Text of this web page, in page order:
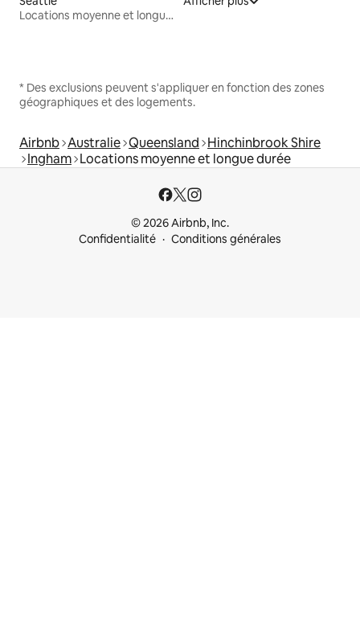
Locations moyenne et longue durée
* Des exclusions peuvent s'appliquer en fonction des zones
géographiques et des logements.
Airbnb Australie Queensland Hinchinbrook Shire
Ingham Locations moyenne et longue durée
© 2026 Airbnb, Inc.
Confidentialité
Conditions générales